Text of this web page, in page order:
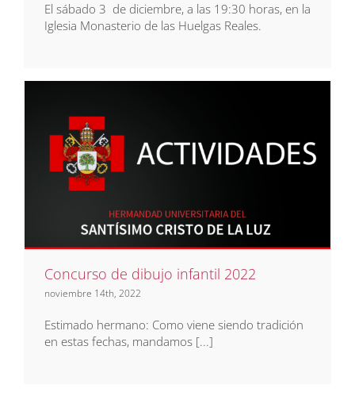
El sábado 3 de diciembre, a las 19:30 horas, en la
Iglesia Monasterio de las Huelgas Reales.
Concurso de dibujo infantil
Concurso de dibujo infantil 2022
noviembre 14th, 2022
Estimado hermano: Como viene siendo tradición
en estas fechas, mandamos [...]